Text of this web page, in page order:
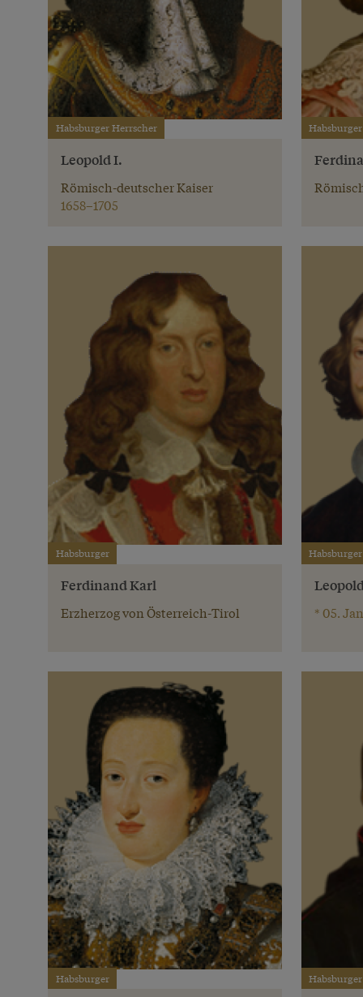
Habsburger Herrscher
Leopold I.
Römisch-deutscher Kaiser
1658–1705
Habsburger
Habsburger
Ferdinand Karl
Erzherzog von Österreich-Tirol
Habsburger
* 05.
Habsburger Habsburger